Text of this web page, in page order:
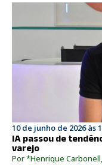
10 de junho de 2026 às
IA passou de
varejo
Por *Henrique